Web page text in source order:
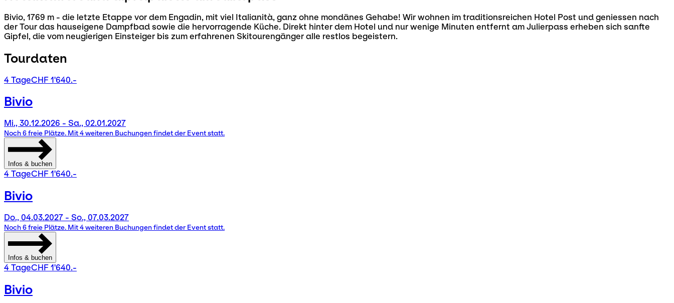
Bivio, 1769 m - die letzte Etappe vor dem Engadin, mit viel Italianità, ganz ohne mondänes Gehabe! Wir wohnen im traditionsreichen Hotel Post und geniessen nach
der Tour das hauseigene Dampfbad sowie die hervorragende Küche. Direkt hinter dem Hotel und nur wenige Minuten entfernt am Julierpass erheben sich sanfte
Gipfel, die vom neugierigen Einsteiger bis zum erfahrenen Skitourengänger alle restlos begeistern.
Tourdaten
4 TageCHF 1'640.-
Bivio
Mi., 30.12.2026 - Sa., 02.01.2027
Noch 6 freie Plätze. Mit 4 weiteren Buchungen findet der Event statt.
Infos & buchen
4 TageCHF 1'640.-
Bivio
Do., 04.03.2027 - So., 07.03.2027
Noch 6 freie Plätze. Mit 4 weiteren Buchungen findet der Event statt.
Infos & buchen
4 TageCHF 1'640.-
Bivio